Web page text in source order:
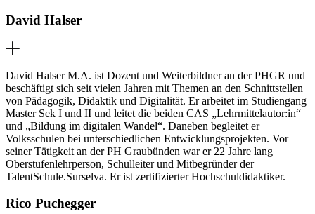
David Halser
David Halser M.A. ist Dozent und Weiterbildner an der PHGR und
beschäftigt sich seit vielen Jahren mit Themen an den Schnittstellen
von Pädagogik, Didaktik und Digitalität. Er arbeitet im Studiengang
Master Sek I und II und leitet die beiden CAS „Lehrmittelautor:in“
und „Bildung im digitalen Wandel“. Daneben begleitet er
Volksschulen bei unterschiedlichen Entwicklungsprojekten. Vor
seiner Tätigkeit an der PH Graubünden war er 22 Jahre lang
Oberstufenlehrperson, Schulleiter und Mitbegründer der
TalentSchule.Surselva. Er ist zertifizierter Hochschuldidaktiker.
Rico Puchegger